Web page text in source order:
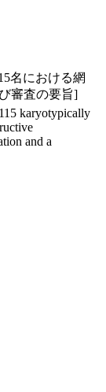
名における網
審査の要旨]
karyotypically
and a